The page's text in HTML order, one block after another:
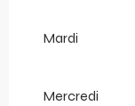
Mardi
Mercredi